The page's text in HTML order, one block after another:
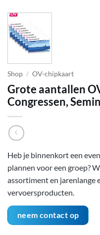
Shop / OV-chipkaart
Grote aantallen
Congressen,
Heb je binnenkort een
plannen voor een groep?
assortiment en jarenlange
vervoersproducten.
neem contact op